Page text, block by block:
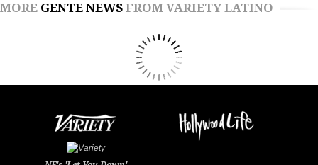
MORE GENTE NEWS FROM VARIETY LATINO